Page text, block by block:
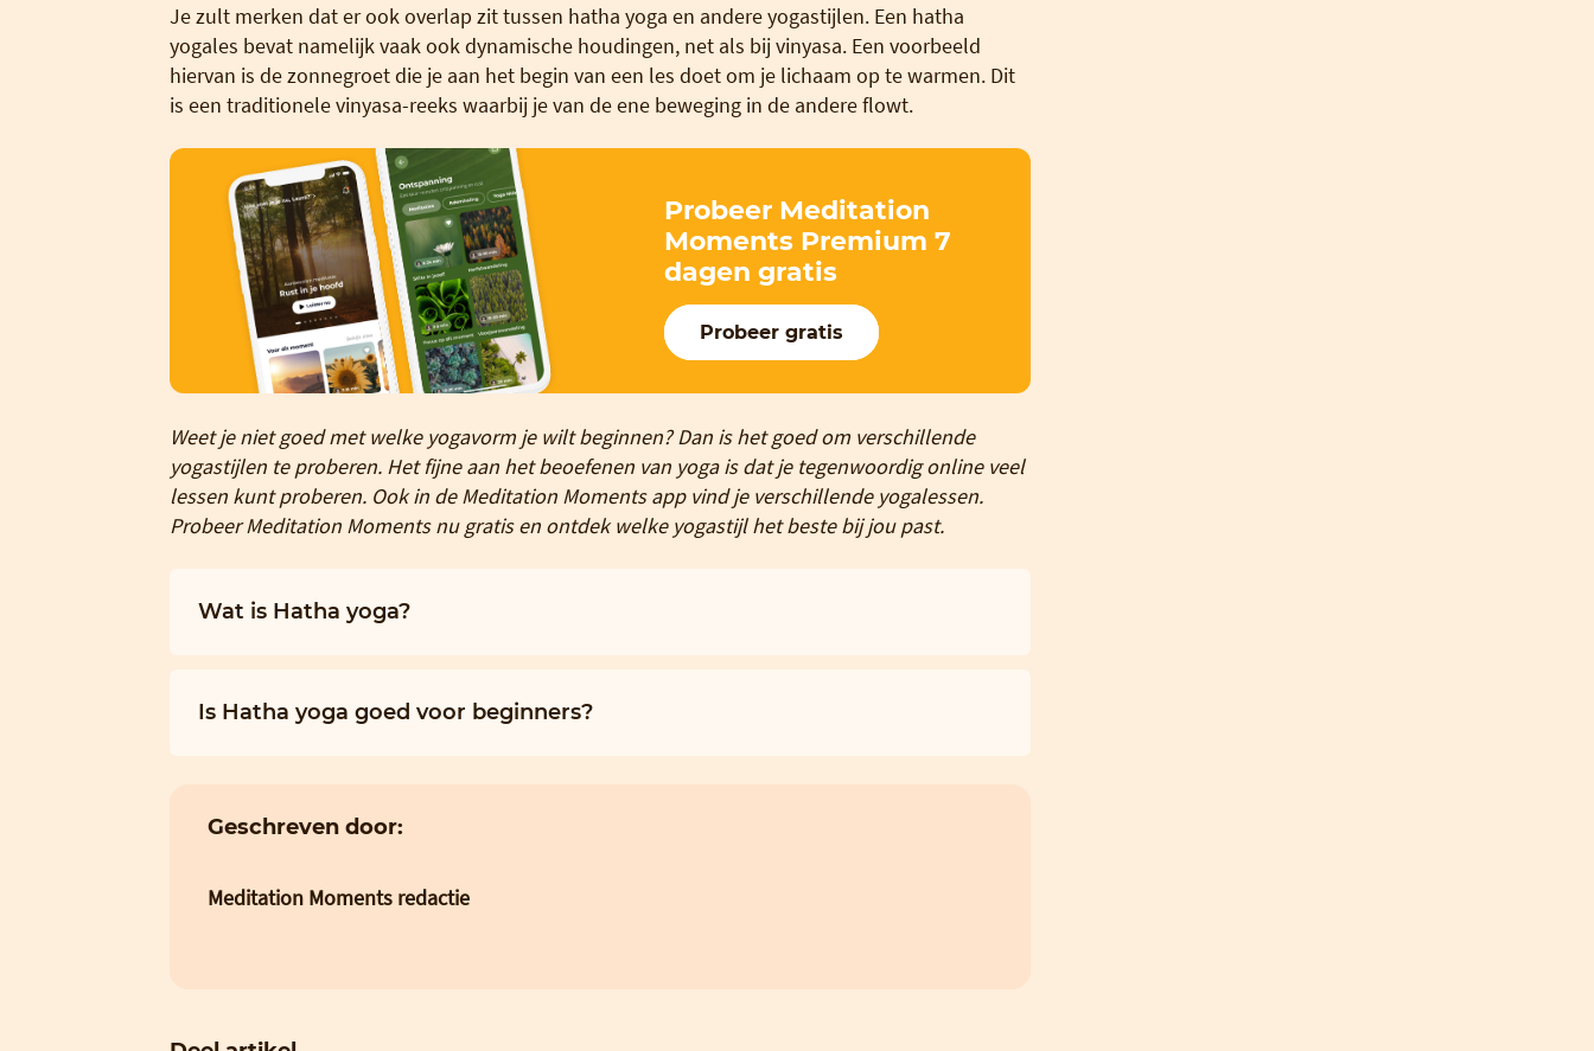
Je zult merken dat er ook overlap zit tussen hatha yoga en andere yogastijlen. Een hatha
yogales bevat namelijk vaak ook dynamische houdingen, net als bij vinyasa. Een voorbeeld
hiervan is de zonnegroet die je aan het begin van een les doet om je lichaam op te warmen. Dit
is een traditionele vinyasa-reeks waarbij je van de ene beweging in de andere flowt.
Probeer Meditation
Moments Premium 7
dagen gratis
Probeer gratis
Weet je niet goed met welke yogavorm je wilt beginnen? Dan is het goed om verschillende
yogastijlen te proberen. Het fijne aan het beoefenen van yoga is dat je tegenwoordig online veel
lessen kunt proberen. Ook in de Meditation Moments app vind je verschillende yogalessen.
Probeer Meditation Moments nu gratis en ontdek welke yogastijl het beste bij jou past.
Wat is Hatha yoga?
Is Hatha yoga goed voor beginners?
Geschreven door:
Meditation Moments redactie